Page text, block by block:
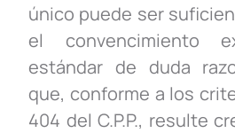
único puede ser
el convencimiento
estándar de duda
que, conforme a los
404 del C.P.P., resulte